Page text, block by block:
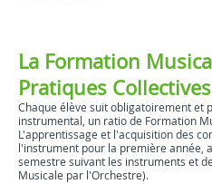
La Formation
Pratiques
Chaque élève suit obligatoirement et
instrumental, un ratio de Formation
L'apprentissage et l'acquisition des
l'instrument pour la première année,
semestre suivant les instruments et
Musicale par l'Orchestre).